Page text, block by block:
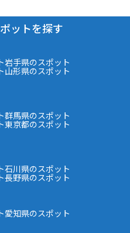
ットを探す
岩手県のスポット
山形県のスポット
群馬県のスポット
東京都のスポット
石川県のスポット
長野県のスポット
愛知県のスポット